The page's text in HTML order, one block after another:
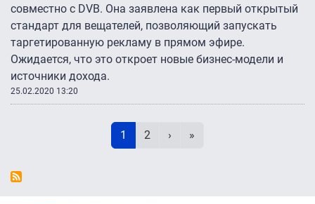
совместно с DVB. Она заявлена как первый открытый
стандарт для вещателей, позволяющий запускать
таргетированную рекламу в прямом эфире.
Ожидается, что это откроет новые бизнес-модели и
источники дохода.
25.02.2020 13:20
Текущая страница
1 Page
2 Следующая страница
› Последняя страница
»